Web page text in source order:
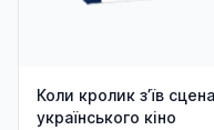
Коли кролик з’їв
українського кіно